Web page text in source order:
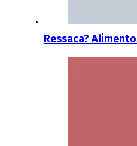
Ressaca?